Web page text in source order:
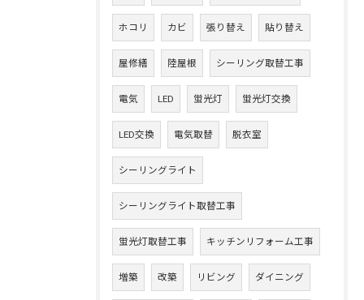
ホコリ カビ 張り替え 貼り替え
屋修繕 陸屋根 シーリング取替工事
電気 LED 蛍光灯 蛍光灯交換
LED交換 電気取替 脱衣室
シーリングライト
シーリングライト取替工事
蛍光灯取替工事 キッチンリフォーム工事
増築 改築 リビング ダイニング